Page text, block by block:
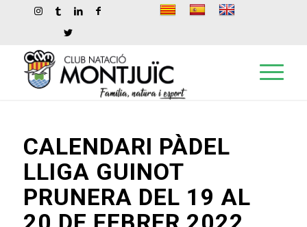
CALENDARI PÀDEL
LLIGA GUINOT
PRUNERA DEL 19 AL